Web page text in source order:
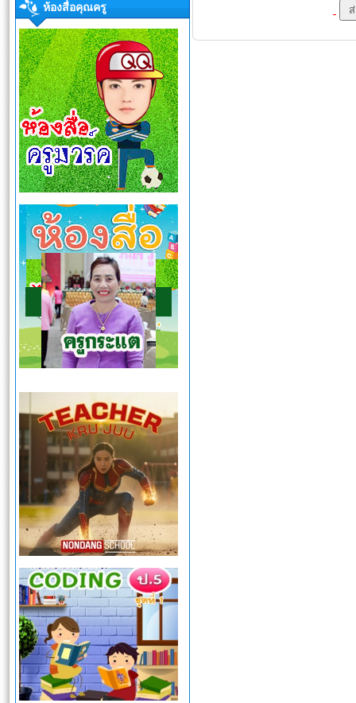
ห้องสื่อคุณครู